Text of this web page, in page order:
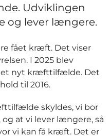
Udviklingen
og lever længere.
fået kræft. Det viser
I 2025 blev
et nyt kræfttilfælde. Det
til 2016.
skyldes, vi bor
at vi lever længere, så
vi kan få kræft. Det er